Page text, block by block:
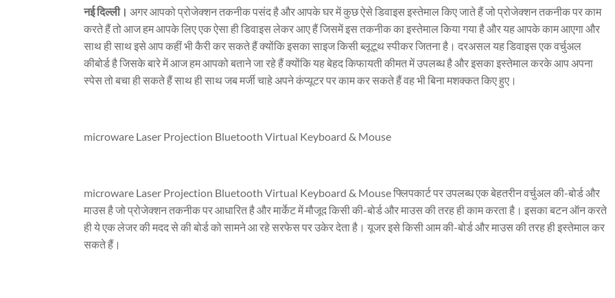
नई दिल्ली। अगर आपको प्रोजेक्शन तकनीक पसंद है और आपके घर में कुछ ऐसे डिवाइस इस्तेमाल किए जाते हैं जो प्रोजेक्शन तकनीक पर काम
करते हैं तो आज हम आपके लिए एक ऐसा ही डिवाइस लेकर आए हैं जिसमें इस तकनीक का इस्तेमाल किया गया है और यह आपके काम आएगा और
साथ ही साथ इसे आप कहीं भी कैरी कर सकते हैं क्योंकि इसका साइज किसी ब्लूटूथ स्पीकर जितना है। दरअसल यह डिवाइस एक वर्चुअल
कीबोर्ड है जिसके बारे में आज हम आपको बताने जा रहे हैं क्योंकि यह बेहद किफायती कीमत में उपलब्ध है और इसका इस्तेमाल करके आप अपना
स्पेस तो बचा ही सकते हैं साथ ही साथ जब मर्जी चाहे अपने कंप्यूटर पर काम कर सकते हैं वह भी बिना मशक्कत किए हुए।
microware Laser Projection Bluetooth Virtual Keyboard & Mouse
microware Laser Projection Bluetooth Virtual Keyboard & Mouse फ्लिपकार्ट पर उपलब्ध एक बेहतरीन वर्चुअल की-बोर्ड और
माउस है जो प्रोजेक्शन तकनीक पर आधारित है और मार्केट में मौजूद किसी की-बोर्ड और माउस की तरह ही काम करता है। इसका बटन ऑन करते
ही ये एक लेजर की मदद से की बोर्ड को सामने आ रहे सरफेस पर उकेर देता है। यूजर इसे किसी आम की-बोर्ड और माउस की तरह ही इस्तेमाल कर
सकते हैं।